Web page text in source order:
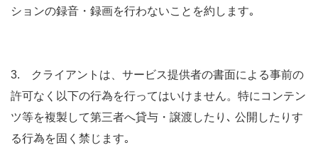
ションの録音・録画を行わないことを約します｡
3. クライアントは、サービス提供者の書面による事前の
許可なく以下の行為を行ってはいけません。特にコンテン
ツ等を複製して第三者へ貸与・譲渡したり､ 公開したりす
る行為を固く禁じます｡